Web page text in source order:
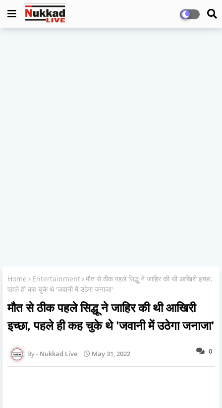
Home Entertainment मौत से ठीक पहले सिद्धू ने जाहिर की थी आखिरी इच्छा,
पहले ही कह चुके थे 'जवानी में उठेगा जनाजा'
मौत से ठीक पहले सिद्धू ने जाहिर की थी आखिरी
इच्छा, पहले ही कह चुके थे 'जवानी में उठेगा जनाजा'
0
Nukkad Live May 31, 2022